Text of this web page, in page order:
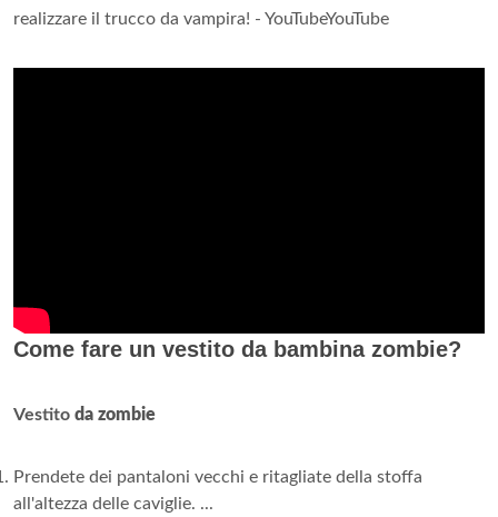
realizzare il trucco da vampira! - YouTubeYouTube
Come fare un vestito da bambina zombie?
Vestito da zombie
Prendete dei pantaloni vecchi e ritagliate della stoffa
all'altezza delle caviglie. ...